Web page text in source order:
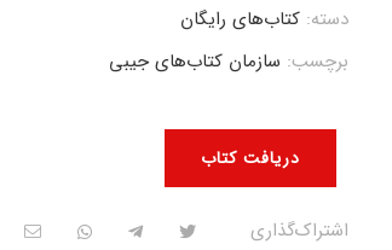
دریافت کتاب
دسته: کتاب‌های رایگان
برچسب: سازمان کتاب‌های جیبی
اشتراک‌گذاری